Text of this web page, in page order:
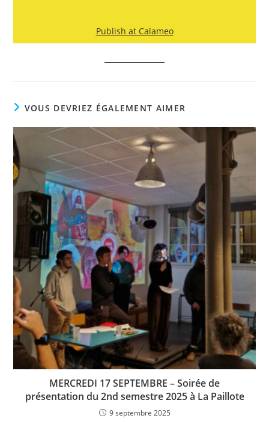
Publish at Calameo
VOUS DEVRIEZ ÉGALEMENT AIMER
MERCREDI 17 SEPTEMBRE – Soirée de
présentation du 2nd semestre 2025 à La Paillote
9 septembre 2025